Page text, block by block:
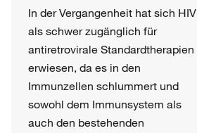
In der Vergangenheit hat sich HIV
als schwer zugänglich für
antiretrovirale Standardtherapien
erwiesen, da es in den
Immunzellen schlummert und
sowohl dem Immunsystem als
auch den bestehenden